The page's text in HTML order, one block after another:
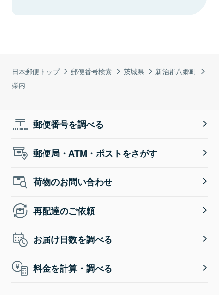
日本郵便トップ 郵便番号検索 茨城県
新治郡八郷町
柴内
郵便番号を調べる
郵便局・ATM・ポストをさがす
荷物のお問い合わせ
再配達のご依頼
お届け日数を調べる
料金を計算・調べる